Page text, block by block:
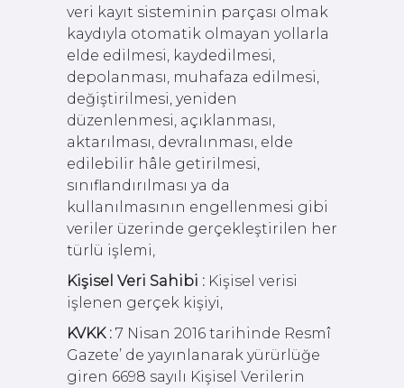
veri kayıt sisteminin parçası olmak
kaydıyla otomatik olmayan yollarla
elde edilmesi, kaydedilmesi,
depolanması, muhafaza edilmesi,
değiştirilmesi, yeniden
düzenlenmesi, açıklanması,
aktarılması, devralınması, elde
edilebilir hâle getirilmesi,
sınıflandırılması ya da
kullanılmasının engellenmesi gibi
veriler üzerinde gerçekleştirilen her
türlü işlemi,
Kişisel Veri Sahibi : Kişisel verisi
işlenen gerçek kişiyi,
KVKK : 7 Nisan 2016 tarihinde Resmî
Gazete’ de yayınlanarak yürürlüğe
giren 6698 sayılı Kişisel Verilerin